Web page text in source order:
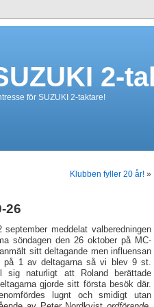
2-
för SUZUKI 2-taktare!
Klubben fyller 20 år! »
26
meddelat valberedningen
söndagen den 26 oktober på MC-
sitt deltagande men influensan
på 1 av deltagarna så vi blev 9 st.
naturligt att Roland berättade
gjorde sitt första besök där.
lugnt och smidigt utan